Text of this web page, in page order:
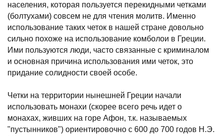
населения, которая пользуется перекидными четками
(болтухами) совсем не для чтения молитв. Именно
использование таких четок в нашей стране довольно
сильно похоже на использование комболои в Греции.
Ими пользуются люди, часто связанные с криминалом
и основная причина использования ими четок, это
придание солидности своей особе.
Четки на территории нынешней Греции начали
использовать монахи (скорее всего речь идет о
монахах, живших на горе Афон, т.к. называемых
"пустынников") ориентировочно с 600 до 700 годов Н.Э.